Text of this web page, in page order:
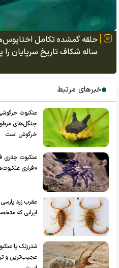
ساله شکاف تاریخ سرپایان را
خبرهای مرتبط
عنکبوت
جنگل‌های
خرگوش است
عنکبوت چتری
«فراری عنکبوت‌ها» که ۲۰۰ میلیون
عقرب زرد
ایرانی که
شترزنک‌ یا
عجیب‌ترین و